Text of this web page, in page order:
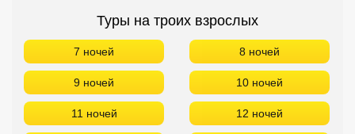
Туры на троих взрослых
7 ночей 8 ночей
9 ночей 10 ночей
11 ночей 12 ночей